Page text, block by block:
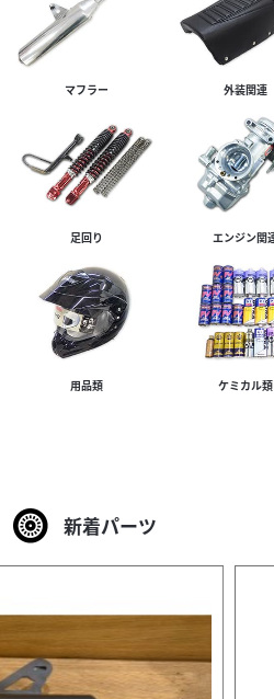
CB1300 SUPER FOUR【グ
本体価格:137 万円（税込
ト！ ◆安心のサービス お引き渡
証対象外部品も無償修理いたしま
カワサキ
マフラー 外装関連
足回り エンジン関
用品類 ケミカル類
新着パーツ